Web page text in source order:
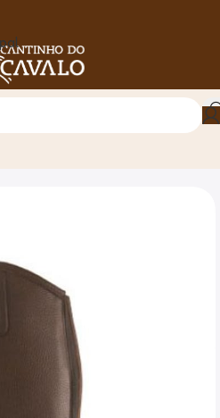
de pele c/elástico